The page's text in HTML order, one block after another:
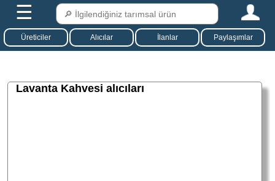
☰
Üreticiler Alıcılar İlanlar Paylaşımlar
Lavanta Kahvesi alıcıları